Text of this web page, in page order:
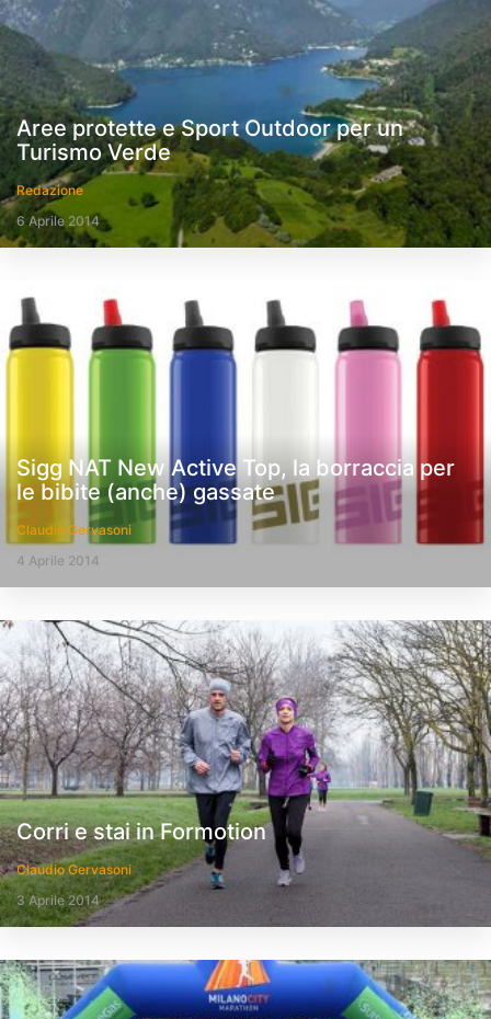
Aree protette e Sport Outdoor per un
Turismo Verde
Redazione
6 Aprile 2014
Sigg NAT New Active Top, la borraccia per
le bibite (anche) gassate
Claudio Gervasoni
4 Aprile 2014
Corri e stai in Formotion
Claudio Gervasoni
3 Aprile 2014